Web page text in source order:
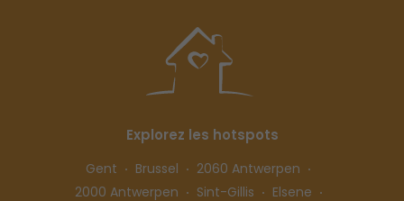
Explorez les hotspots
Gent Brussel
2060 Antwerpen
2000 Antwerpen
Sint-Gillis Elsene